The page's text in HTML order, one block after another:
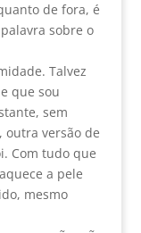
de fora, é
sobre o
Talvez
que sou
sem
versão de
Com tudo que
a pele
mesmo